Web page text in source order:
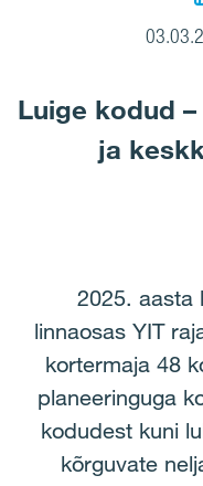
Luige kodud
ja
2025. aasta
linnaosas YIT
kortermaja 48
planeeringuga
kodudest kuni
kõrguvate